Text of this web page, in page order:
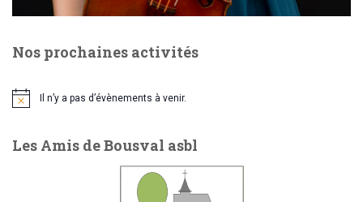
Nos prochaines activités
NoticeIl n’y a pas d’évènements à venir.
Les Amis de Bousval asbl